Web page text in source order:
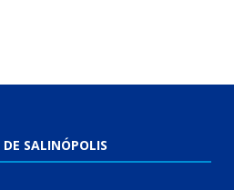
SALINÓPOLIS